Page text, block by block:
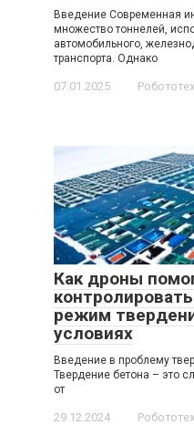
Введение Современная
множество тоннелей,
автомобильного,
транспорта. Однако
07.01.2025
Как дроны
режим
условиях
Введение в проблему
Твердение бетона – это
от
29.12.2024